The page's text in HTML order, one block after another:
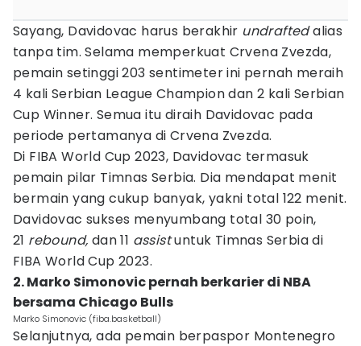
Sayang, Davidovac harus berakhir undraftedalias
tanpa tim. Selama memperkuat Crvena Zvezda,
pemain setinggi 203 sentimeter ini pernah meraih
4 kali Serbian League Champion dan 2 kali Serbian
Cup Winner. Semua itu diraih Davidovac pada
periode pertamanya di Crvena Zvezda.
Di FIBA World Cup 2023, Davidovac termasuk
pemain pilar Timnas Serbia. Dia mendapat menit
bermain yang cukup banyak, yakni total 122 menit.
Davidovac sukses menyumbang total 30 poin,
21 rebound, dan 11 assistuntuk Timnas Serbia di
FIBA World Cup 2023.
2. Marko Simonovic pernah berkarier di NBA
bersama Chicago Bulls
Marko Simonovic (fiba.basketball)
Selanjutnya, ada pemain berpaspor Montenegro